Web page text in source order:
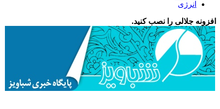
انرژی
افزونه جلالی را نصب کنید.